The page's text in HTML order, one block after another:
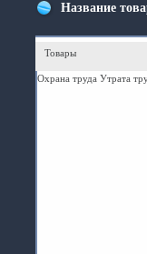
Название
Товары
Охрана труда Утрата